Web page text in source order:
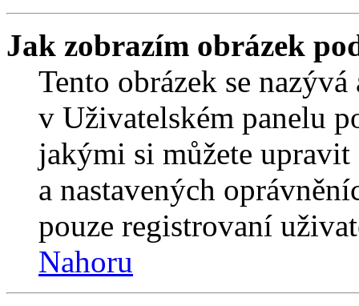
Jak zobrazím obrázek
Tento obrázek se
v Uživatelském panelu
jakými si můžete
a nastavených
pouze registrovaní
Nahoru